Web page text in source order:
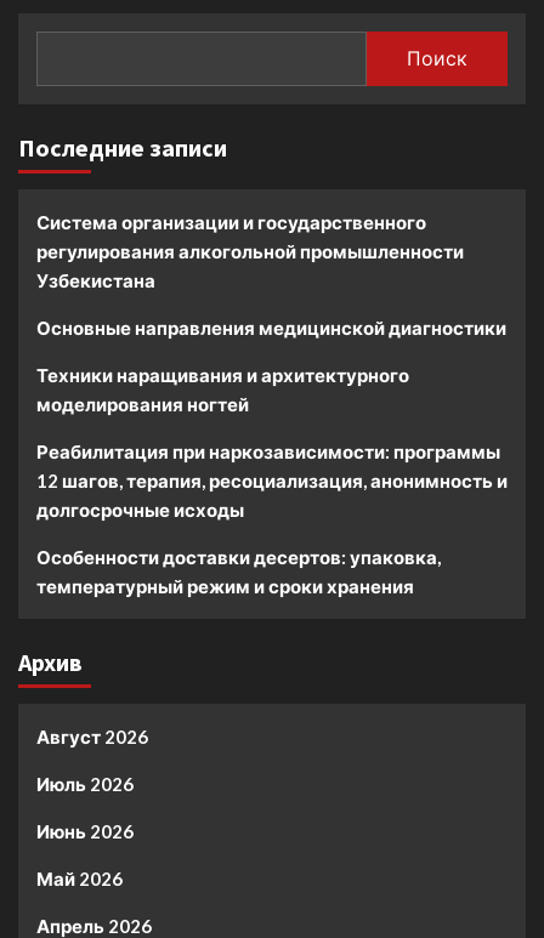
Поиск
Последние записи
Система организации и государственного
регулирования алкогольной промышленности
Узбекистана
Основные направления медицинской диагностики
Техники наращивания и архитектурного
моделирования ногтей
Реабилитация при наркозависимости: программы
12 шагов, терапия, ресоциализация, анонимность и
долгосрочные исходы
Особенности доставки десертов: упаковка,
температурный режим и сроки хранения
Архив
Август 2026
Июль 2026
Июнь 2026
Май 2026
Апрель 2026